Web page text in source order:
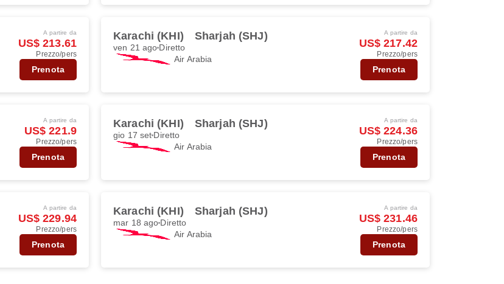
A partire da
US$ 213.61
Prezzo/pers
Prenota
Karachi (KHI) Sharjah (SHJ)
ven 21 ago Diretto
Air Arabia
A partire da
US$ 217.42
Prezzo/pers
Prenota
A partire da
US$ 221.9
Prezzo/pers
Prenota
Karachi (KHI) Sharjah (SHJ)
gio 17 set Diretto
Air Arabia
A partire da
US$ 224.36
Prezzo/pers
Prenota
A partire da
US$ 229.94
Prezzo/pers
Prenota
Karachi (KHI) Sharjah (SHJ)
mar 18 ago Diretto
Air Arabia
A partire da
US$ 231.46
Prezzo/pers
Prenota